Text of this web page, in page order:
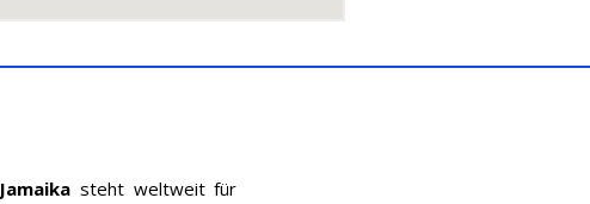
Jamaikasteht weltweit für